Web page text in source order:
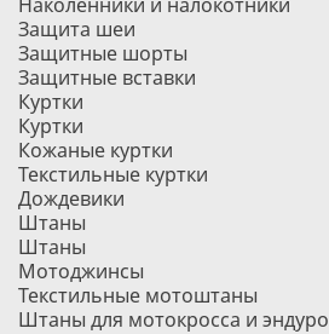
Защита шеи
Защитные шорты
Защитные вставки
Куртки
Куртки
Кожаные куртки
Текстильные куртки
Дождевики
Штаны
Штаны
Мотоджинсы
Текстильные мотоштаны
Штаны для мотокросса и эндуро